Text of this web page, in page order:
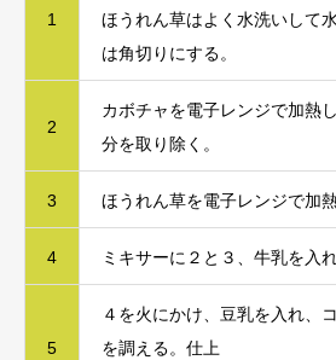
1
ほうれん草はよく水洗いして
は角切りにする。
2
カボチャを電子レンジで加熱
分を取り除く。
3 ほうれん草を電子レンジで加熱
4 ミキサーに２と３、牛乳を入
5
４を火にかけ、豆乳を入れ、
を調える。仕上